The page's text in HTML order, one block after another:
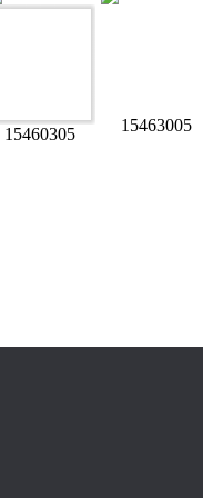
15460305 15463005